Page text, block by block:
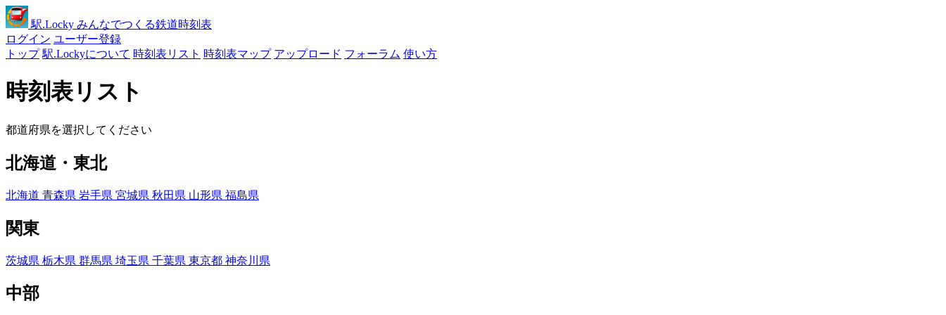
駅.Locky みんなでつくる鉄道時刻表
ログイン ユーザー登録
トップ 駅.Lockyについて 時刻表リスト 時刻表マップ アップロード フォーラム 使い方
時刻表リスト
都道府県を選択してください
北海道・東北
北海道 青森県 岩手県 宮城県 秋田県 山形県 福島県
関東
茨城県 栃木県 群馬県 埼玉県 千葉県 東京都 神奈川県
中部